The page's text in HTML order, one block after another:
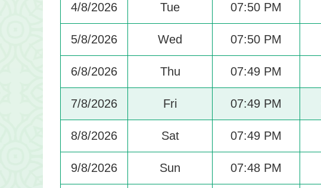
4/8/2026 Tue 07:50 PM
5/8/2026 Wed 07:50 PM
6/8/2026 Thu 07:49 PM
7/8/2026 Fri 07:49 PM
8/8/2026 Sat 07:49 PM
9/8/2026 Sun 07:48 PM